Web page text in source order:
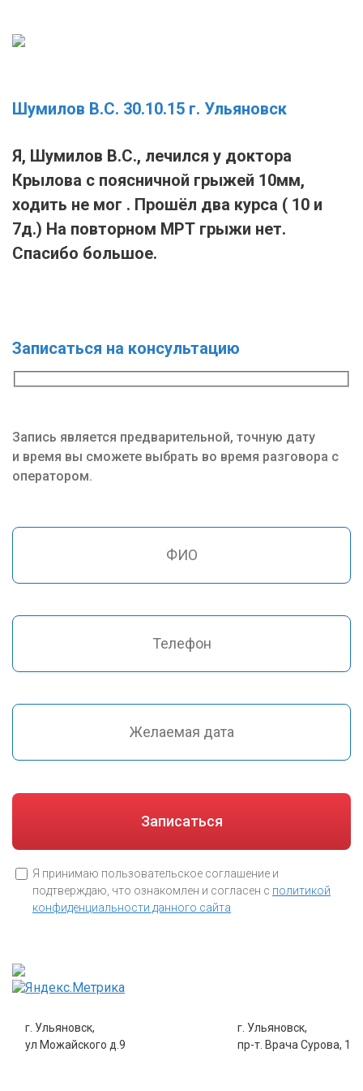
Шумилов В.С. 30.10.15 г. Ульяновск
Я, Шумилов В.С., лечился у доктора
Крылова с поясничной грыжей 10мм,
ходить не мог . Прошёл два курса ( 10 и
7д.) На повторном МРТ грыжи нет.
Спасибо большое.
Записаться на консультацию
Запись является предварительной, точную дату
и время вы сможете выбрать во время разговора с
оператором.
Я принимаю пользовательское соглашение и
подтверждаю, что ознакомлен и согласен с политикой
конфиденциальности данного сайта
г. Ульяновск,
ул Можайского д.9
г. Ульяновск,
пр-т. Врача Сурова, 1